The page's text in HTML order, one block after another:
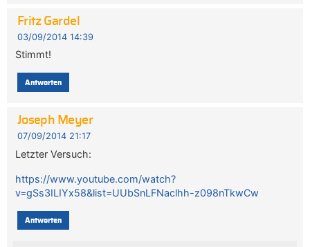
Fritz Gardel
03/09/2014 14:39
Stimmt!
Antworten
Joseph Meyer
07/09/2014 21:17
Letzter Versuch:
https://www.youtube.com/watch?
v=gSs3ILIYx58&list=UUbSnLFNaclhh-z098nTkwCw
Antworten